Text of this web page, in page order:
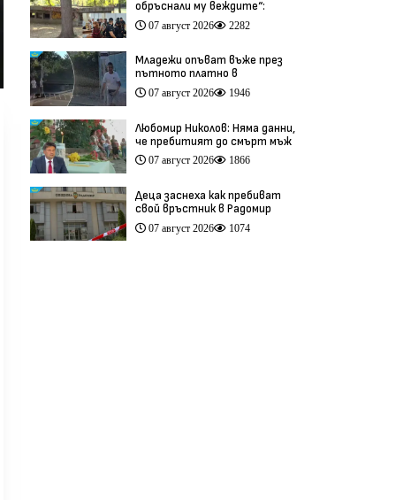
обръснали му веждите“:
Побойниците от Пловдив
остават в ареста (видео)
07 август 2026 2282
Младежи опъват въже през
пътното платно в
столичния квартал „Обеля“
(видео)
07 август 2026 1946
Любомир Николов: Няма данни,
че пребитият до смърт мъж
в Пловдив е бил педофил
(видео)
07 август 2026 1866
Деца заснеха как пребиват
свой връстник в Радомир
(видео)07 август 2026 1074